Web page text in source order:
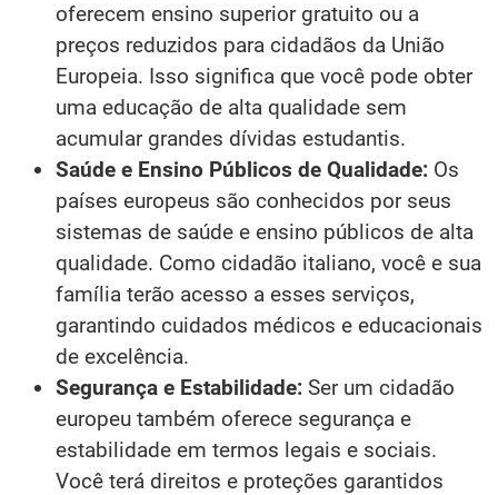
oferecem ensino superior gratuito ou a
preços reduzidos para cidadãos da União
Europeia. Isso significa que você pode obter
uma educação de alta qualidade sem
acumular grandes dívidas estudantis.
Saúde e Ensino Públicos de Qualidade: Os
países europeus são conhecidos por seus
sistemas de saúde e ensino públicos de alta
qualidade. Como cidadão italiano, você e sua
família terão acesso a esses serviços,
garantindo cuidados médicos e educacionais
de excelência.
Segurança e Estabilidade: Ser um cidadão
europeu também oferece segurança e
estabilidade em termos legais e sociais.
Você terá direitos e proteções garantidos